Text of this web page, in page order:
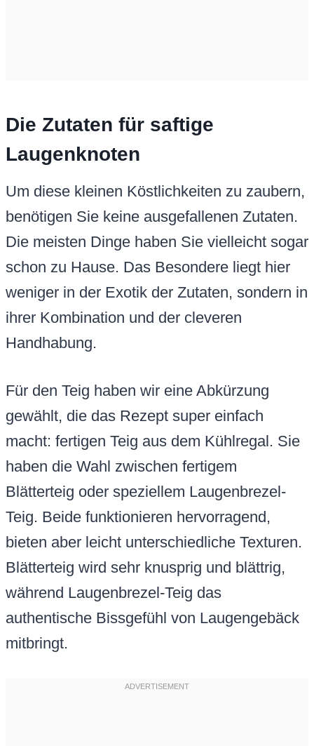
Die Zutaten für saftige
Laugenknoten
Um diese kleinen Köstlichkeiten zu zaubern,
benötigen Sie keine ausgefallenen Zutaten.
Die meisten Dinge haben Sie vielleicht sogar
schon zu Hause. Das Besondere liegt hier
weniger in der Exotik der Zutaten, sondern in
ihrer Kombination und der cleveren
Handhabung.
Für den Teig haben wir eine Abkürzung
gewählt, die das Rezept super einfach
macht: fertigen Teig aus dem Kühlregal. Sie
haben die Wahl zwischen fertigem
Blätterteig oder speziellem Laugenbrezel-
Teig. Beide funktionieren hervorragend,
bieten aber leicht unterschiedliche Texturen.
Blätterteig wird sehr knusprig und blättrig,
während Laugenbrezel-Teig das
authentische Bissgefühl von Laugengebäck
mitbringt.